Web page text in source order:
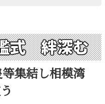
式 絆深む
集結し相模湾